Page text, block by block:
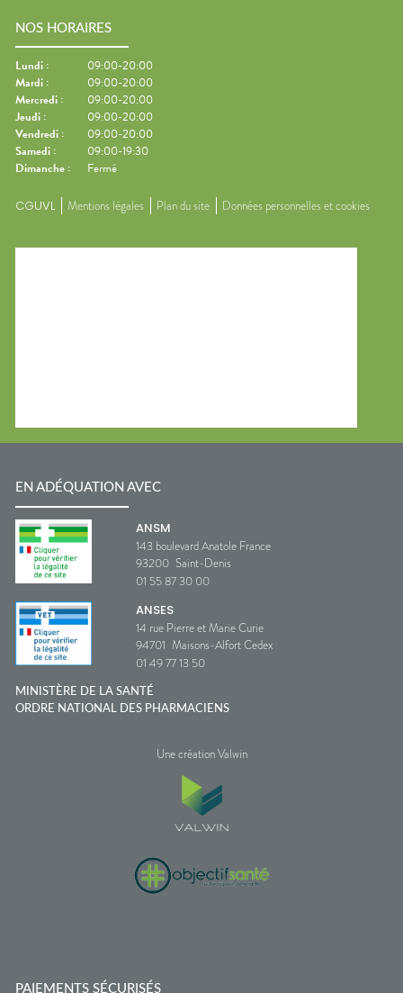
NOS HORAIRES
Lundi :
09:00-20:00
Mardi :
09:00-20:00
Mercredi :
09:00-20:00
Jeudi :
09:00-20:00
Vendredi :
09:00-20:00
Samedi :
09:00-19:30
Dimanche : Fermé
CGUVL Mentions légales Plan du site Données personnelles et cookies
EN ADÉQUATION AVEC
ANSM
143 boulevard Anatole France
93200 Saint-Denis
01 55 87 30 00
ANSES
14 rue Pierre et Marie Curie
94701 Maisons-Alfort Cedex
01 49 77 13 50
MINISTÈRE DE LA SANTÉ
ORDRE NATIONAL DES PHARMACIENS
Une création Valwin
PAIEMENTS SÉCURISÉS